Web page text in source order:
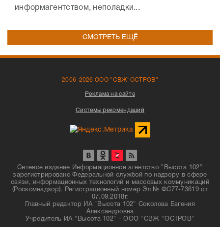
информагентством, неполадки...
СМОТРЕТЬ ЕЩЁ
2006-2026 ООО "СВЖ"ОСТРОВ"
Реклама на сайте
Системы рекомендаций
Сетевое издание Информационное агентство "Высота 102"
зарегистрировано Федеральной службой по надзору в сфере
связи, информационных технологий и массовых коммуникаций
(Роскомнадзор). Регистрационный номер Эл № ФС77-73619 от
07.09.2018г.
Главный редактор ИА "Высота 102" Соколова Евгения
Александровна
Учредитель ИА "Высота 102" - ООО "СВЖ "ОСТРОВ"